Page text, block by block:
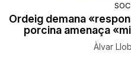
Ordeig demana
porcina amenaça
Àlvar